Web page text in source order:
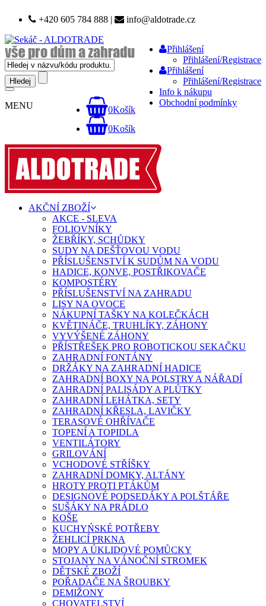
+420 605 784 888 | info@aldotrade.cz
Přihlášení
Přihlášení/Registrace
Přihlášení
Přihlášení/Registrace
Info k nákupu
Obchodní podmínky
0Košík
0Košík
MENU
AKČNÍ ZBOŽÍ
AKCE - SLEVA
FOLIOVNÍKY
ŽEBŘÍKY, SCHŮDKY
SUDY NA DEŠŤOVOU VODU
PŘÍSLUŠENSTVÍ K SUDŮM NA VODU
HADICE, KONVE, POSTŘIKOVAČE
KOMPOSTÉRY
PŘÍSLUŠENSTVÍ NA ZAHRADU
LISY NA OVOCE
NÁKUPNÍ TAŠKY NA KOLEČKÁCH
KVĚTINÁČE, TRUHLÍKY, ZÁHONY
VYVÝŠENÉ ZÁHONY
PŘÍSTŘEŠEK PRO ROBOTICKOU SEKAČKU
ZAHRADNÍ FONTÁNY
DRŽÁKY NA ZAHRADNÍ HADICE
ZAHRADNÍ BOXY NA POLSTRY A NÁŘADÍ
ZAHRADNÍ PALISÁDY A PLŮTKY
ZAHRADNÍ LEHÁTKA, SETY
ZAHRADNÍ KŘESLA, LAVIČKY
TERASOVÉ OHŘÍVAČE
TOPENÍ A TOPIDLA
VENTILÁTORY
GRILOVÁNÍ
VCHODOVÉ STŘÍŠKY
ZAHRADNÍ DOMKY, ALTÁNY
HROTY PROTI PTÁKŮM
DESIGNOVÉ PODSEDÁKY A POLŠTÁŘE
SUŠÁKY NA PRÁDLO
KOŠE
KUCHYŃSKÉ POTŘEBY
ŽEHLICÍ PRKNA
MOPY A ÚKLIDOVÉ POMŮCKY
STOJANY NA VÁNOČNÍ STROMEK
DĚTSKÉ ZBOŽÍ
POŘADAČE NA ŠROUBKY
DEMIŽONY
CHOVATELSTVÍ